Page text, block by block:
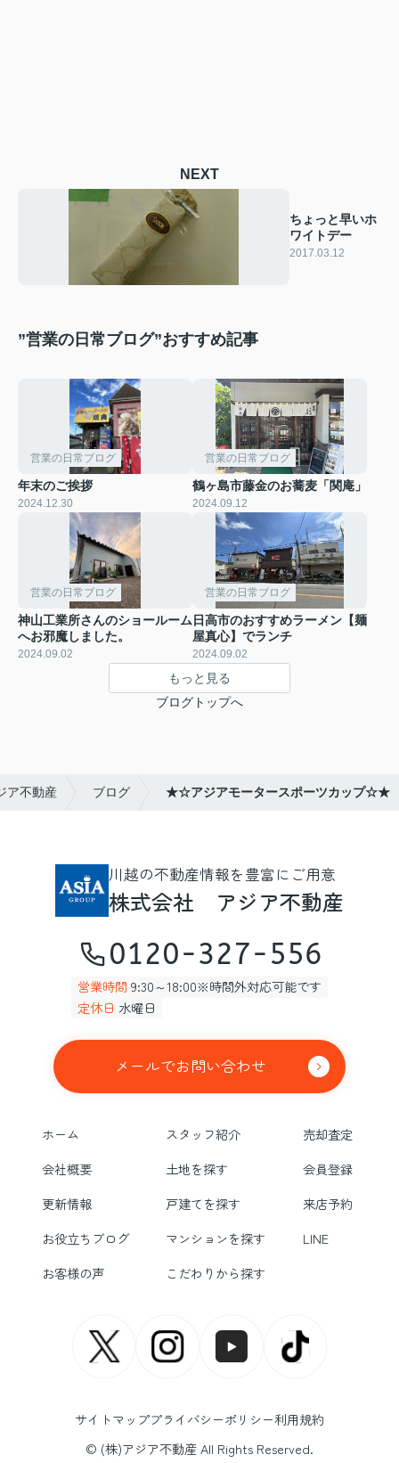
NEXT
ちょっと早いホ
ワイトデー
2017.03.12
”営業の日常ブログ”おすすめ記事
営業の日常ブログ
年末のご挨拶
2024.12.30
営業の日常ブログ
鶴ヶ島市藤金のお蕎麦「関庵」
2024.09.12
営業の日常ブログ
神山工業所さんのショールーム
へお邪魔しました。
2024.09.02
営業の日常ブログ
日高市のおすすめラーメン【麺
屋真心】でランチ
2024.09.02
もっと見る
ブログトップへ
ア不動産 ブログ ★☆アジアモータースポーツカップ☆★
川越の不動産情報を豊富にご用意
株式会社 アジア不動産
0120-327-556
営業時間 9:30～18:00※時間外対応可能です
定休日 水曜日
メールでお問い合わせ
ホーム スタッフ紹介
売却査定
会社概要
土地を探す
会員登録
更新情報
戸建てを探す
来店予約
お役立ちブログ
マンションを探す
LINE
お客様の声
こだわりから探す
サイトマッププライバシーポリシー利用規約
© (株)アジア不動産 All Rights Reserved.